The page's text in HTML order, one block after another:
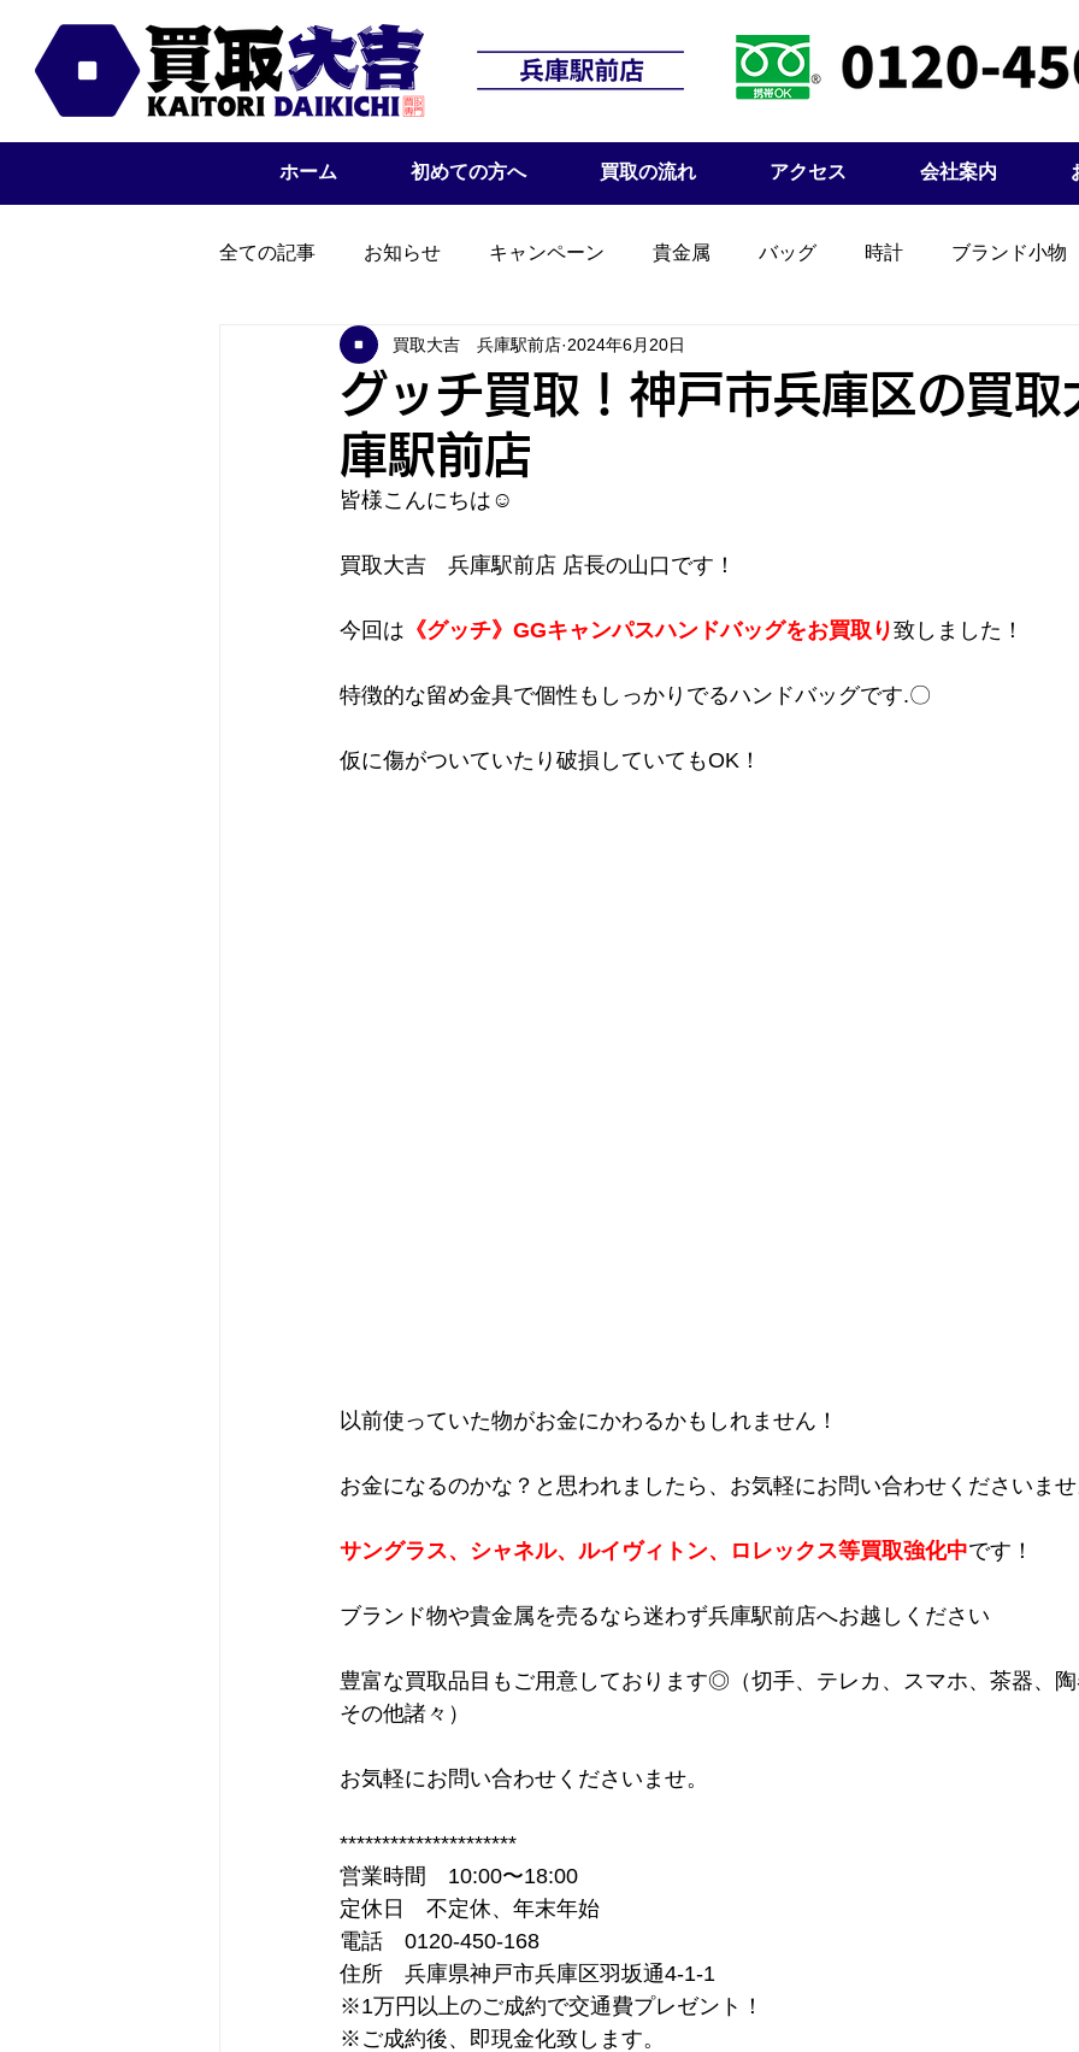
ホーム 初めての方へ 買取の流れ アクセス 会社案内
全ての記事 お知らせ キャンペーン 貴金属 バッグ 時計 ブランド小物
グッチ買取！神戸市兵庫区の買取
庫駅前店
買取大吉 兵庫駅前店 2024年6月20日
皆様こんにちは☺
買取大吉　兵庫駅前店 店長の山口です！
今回は 《グッチ》GGキャンパスハンドバッグをお買取り致しました！
特徴的な留め金具で個性もしっかりでるハンドバッグです.〇
仮に傷がついていたり破損していてもOK！
以前使っていた物がお金にかわるかもしれません！
お金になるのかな？と思われましたら、お気軽にお問い合わせくださいま
サングラス、シャネル、ルイヴィトン、ロレックス等買取強化中です！
ブランド物や貴金属を売るなら迷わず兵庫駅前店へお越しください
豊富な買取品目もご用意しております◎（切手、テレカ、スマホ、茶器、
その他諸々）
お気軽にお問い合わせくださいませ。
*********************
営業時間　10:00〜18:00
定休日　不定休、年末年始
電話　0120-450-168
住所　兵庫県神戸市兵庫区羽坂通4-1-1
※1万円以上のご成約で交通費プレゼント！
※ご成約後、即現金化致します。